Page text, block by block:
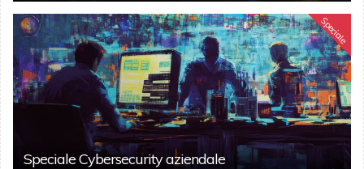
Speciale
Speciale Cybersecurity aziendale